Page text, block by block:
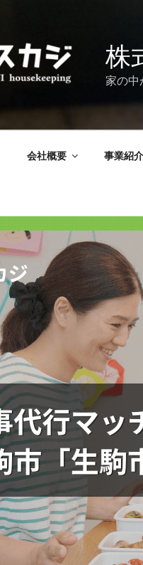
株
家の中
会社概要 事業紹介